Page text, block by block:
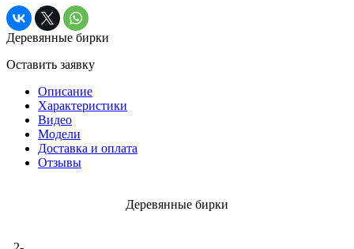
Деревянные бирки
Оставить заявку
Описание
Характеристики
Видео
Модели
Доставка и оплата
Отзывы
Деревянные бирки